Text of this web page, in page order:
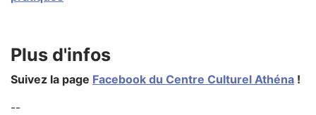
Plus d'infos
Suivez la page Facebook du Centre Culturel Athéna !
--